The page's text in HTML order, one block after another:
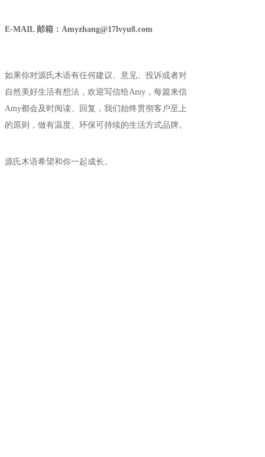
E-MAIL 邮箱：Amyzhang@17lvyu8.com
如果你对源氏木语有任何建议、意见、投诉或者对
自然美好生活有想法，欢迎写信给Amy，每篇来信
Amy都会及时阅读、回复，我们始终贯彻客户至上
的原则，做有温度、环保可持续的生活方式品牌。
源氏木语希望和你一起成长。